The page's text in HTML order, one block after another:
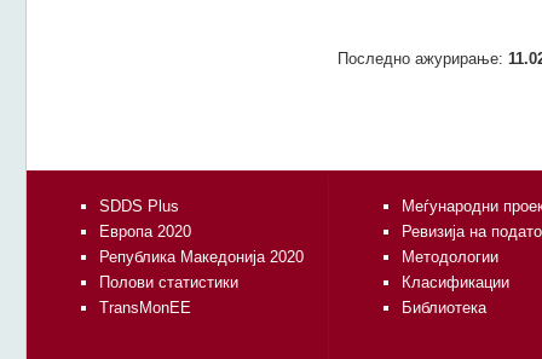
Последно ажурирање:
SDDS Plus
Европа 2020
Република Македонија 2020
Полови статистики
TransMonEE
Меѓународни
Ревизија на
Методологии
Класификации
Библиотека